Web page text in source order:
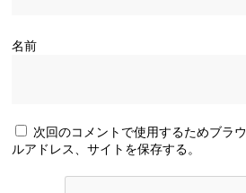
名前
次回のコメントで使用するためブラ
ルアドレス、サイトを保存する。